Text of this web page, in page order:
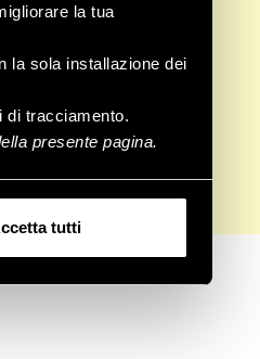
la tua
la sola installazione dei
di tracciamento.
presente pagina.
tutti